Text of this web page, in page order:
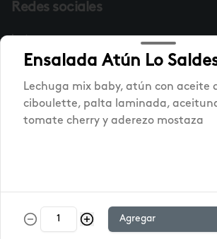
Redes sociales
Instagram
Facebook
Mi cuenta
Pedir
Ensalada Atún Lo
Lechuga mix baby, atún con aceite
ciboulette, palta laminada,
tomate cherry y aderezo mostaza
Agregar